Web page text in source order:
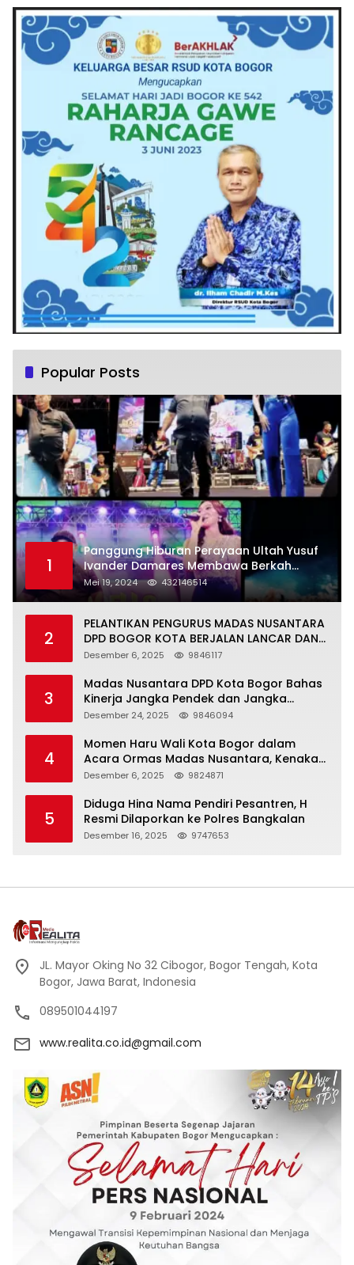
Popular Posts
1
Panggung Hiburan Perayaan Ultah Yusuf
Ivander Damares Membawa Berkah
Warga Kejapanan
Mei 19, 2024 432146514
2
PELANTIKAN PENGURUS MADAS NUSANTARA
DPD BOGOR KOTA BERJALAN LANCAR DAN
KHIDMAT
Desember 6, 2025 9846117
3
Madas Nusantara DPD Kota Bogor Bahas
Kinerja Jangka Pendek dan Jangka
Panjang
Desember 24, 2025 9846094
4
Momen Haru Wali Kota Bogor dalam
Acara Ormas Madas Nusantara, Kenakan
Peci Hitam Tinggi sebagai Simbol
Desember 6, 2025 9824871
5
Diduga Hina Nama Pendiri Pesantren, H
Resmi Dilaporkan ke Polres Bangkalan
Desember 16, 2025 9747653
JL. Mayor Oking No 32 Cibogor, Bogor Tengah, Kota
Bogor, Jawa Barat, Indonesia
089501044197
www.realita.co.id@gmail.com